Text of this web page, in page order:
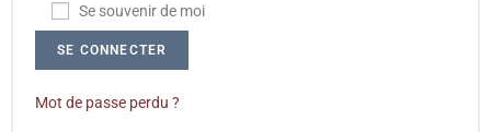
Se souvenir de moi
SE CONNECTER
Mot de passe perdu ?